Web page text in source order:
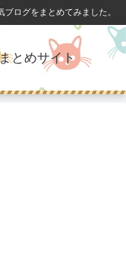
ログをまとめてみました。
とめサイト